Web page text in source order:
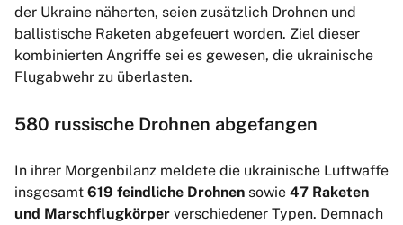
der Ukraine näherten, seien zusätzlich Drohnen und
ballistische Raketen abgefeuert worden. Ziel dieser
kombinierten Angriffe sei es gewesen, die ukrainische
Flugabwehr zu überlasten.
580 russische Drohnen abgefangen
In ihrer Morgenbilanz meldete die ukrainische Luftwaffe
insgesamt 619 feindliche Drohnen sowie 47 Raketen
und Marschflugkörper verschiedener Typen. Demnach